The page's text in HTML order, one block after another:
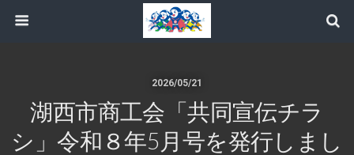
2026/05/21
湖西市商工会「共同宣伝チラ
シ」令和８年5月号を発行しまし